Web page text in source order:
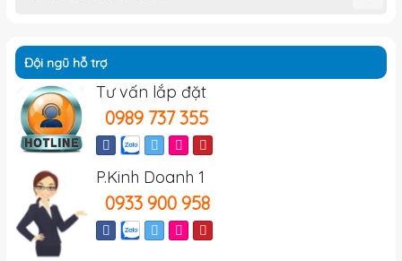
Đội ngũ hỗ trợ
Tư vấn lắp đặt
0989 737 355
P.Kinh Doanh 1
0933 900 958